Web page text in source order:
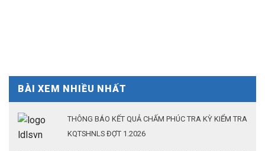
BÀI XEM NHIỀU NHẤT
THÔNG BÁO KẾT QUẢ CHẤM PHÚC TRA KỲ KIỂM TRA
KQTSHNLS ĐỢT 1.2026